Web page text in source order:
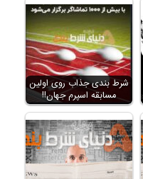
شرط بندی جذاب روی اولین
مسابقه اسپرم جهان!!